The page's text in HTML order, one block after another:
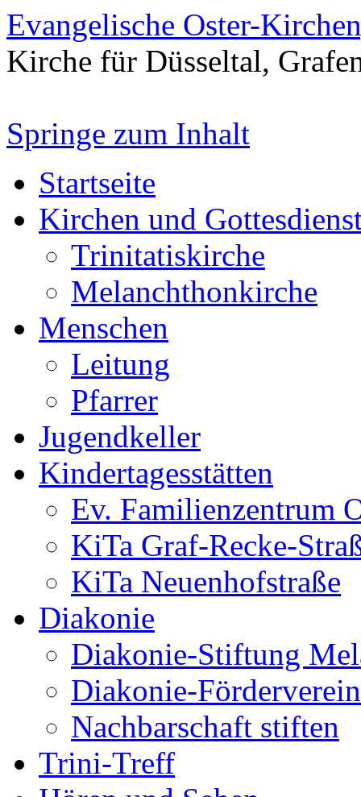
Evangelische Oster-
Kirche für Düsseltal,
Springe zum Inhalt
Startseite
Kirchen und
Trinitatiskirche
Melanchthonkirche
Menschen
Leitung
Pfarrer
Jugendkeller
Kindertagesstätten
Ev. Familienzentrum
KiTa Graf-Recke-
KiTa Neuenhofstraße
Diakonie
Diakonie-Stiftung
Diakonie-
Nachbarschaft stiften
Trini-Treff